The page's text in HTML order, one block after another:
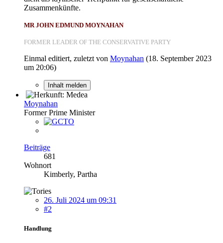
Zusammenkünfte.
MR JOHN EDMUND MOYNAHAN
FORMER LEADER OF THE CONSERVATIVE PARTY
Einmal editiert, zuletzt von Moynahan (18. September 2023
um 20:06)
Inhalt melden
Moynahan
Former Prime Minister
Beiträge
681
Wohnort
Kimberly, Partha
26. Juli 2024 um 09:31
#2
Handlung